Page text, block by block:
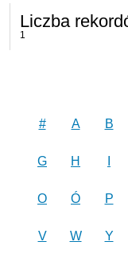
Liczba
1
# A B
G H
O Ó P
V W Y